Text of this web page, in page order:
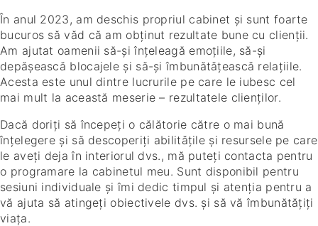
În anul 2023, am deschis propriul cabinet și sunt foarte
bucuros să văd că am obținut rezultate bune cu clienții.
Am ajutat oamenii să-și înțeleagă emoțiile, să-și
depășească blocajele și să-și îmbunătățească relațiile.
Acesta este unul dintre lucrurile pe care le iubesc cel
mai mult la această meserie – rezultatele clienților.
Dacă doriți să începeți o călătorie către o mai bună
înțelegere și să descoperiți abilitățile și resursele pe care
le aveți deja în interiorul dvs., mă puteți contacta pentru
o programare la cabinetul meu. Sunt disponibil pentru
sesiuni individuale și îmi dedic timpul și atenția pentru a
vă ajuta să atingeți obiectivele dvs. și să vă îmbunătățiți
viața.